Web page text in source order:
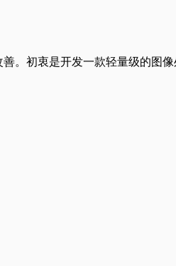
。初衷是开发一款轻量级的图